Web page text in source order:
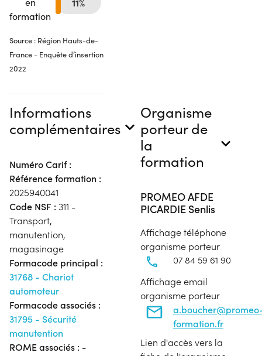
formation
Source : Région Hauts-de-
France - Enquête d’insertion
2022
Informations
complémentaires
Numéro Carif :
Référence formation :
2025940041
Code NSF : 311 -
Transport,
manutention,
magasinage
Formacode principal :
31768 - Chariot
automoteur
Formacode associés :
31795 - Sécurité
manutention
ROME associés : -
Organisme
porteur de
la
formation
PROMEO AFDE
PICARDIE Senlis
Affichage téléphone
organisme porteur
07 84 59 61 90
Affichage email
organisme porteur
formation.fr
Lien d'accès vers la